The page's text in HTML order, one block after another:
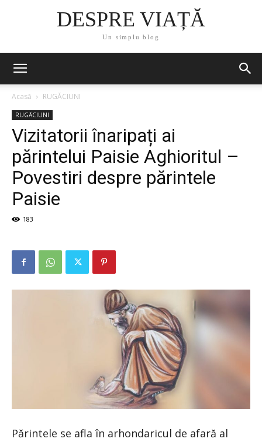
DESPRE VIAȚĂ
Un simplu blog
Acasă RUGĂCIUNI
RUGĂCIUNI
Vizitatorii înaripați ai
părintelui Paisie Aghioritul –
Povestiri despre părintele
Paisie
183
Părintele se afla în arhondaricul de afară al